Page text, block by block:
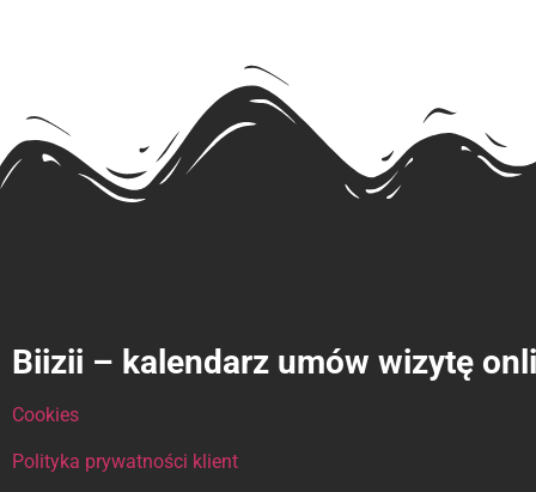
Biizii – kalendarz umów wizytę
Cookies
Polityka prywatności klient